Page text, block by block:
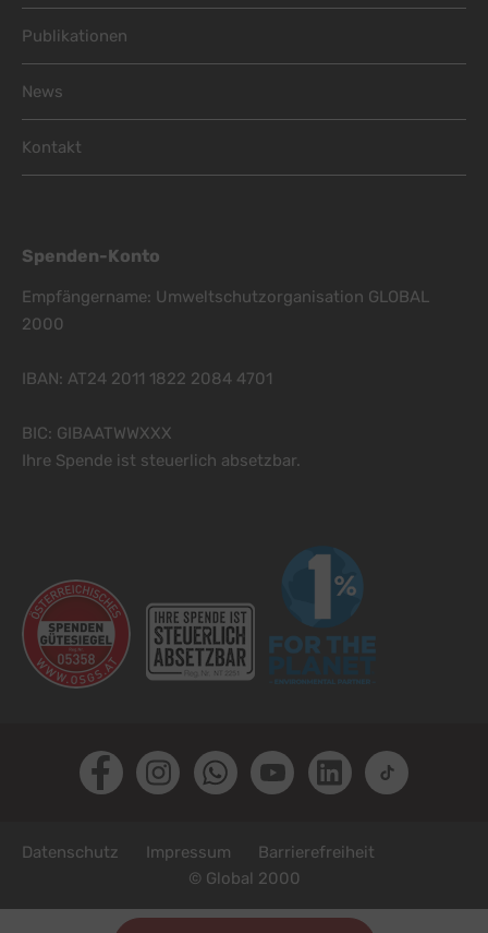
Publikationen
News
Kontakt
Spenden-Konto
Empfängername: Umweltschutzorganisation GLOBAL
2000
IBAN: AT24 2011 1822 2084 4701
BIC: GIBAATWWXXX
Ihre Spende ist steuerlich absetzbar.
Datenschutz Impressum
Barrierefreiheit
© Global 2000